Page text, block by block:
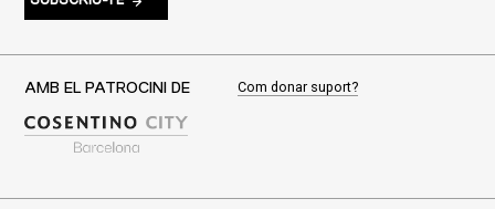
AMB EL PATROCINI DE Com donar suport?